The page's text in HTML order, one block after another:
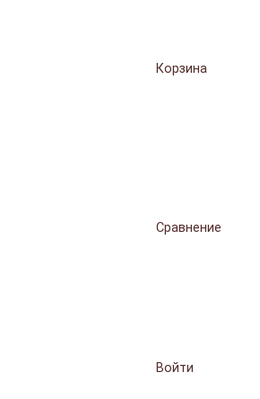
Корзина
Сравнение
Войти